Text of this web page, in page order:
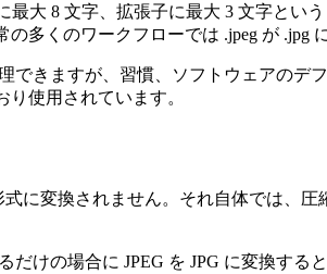
最大 8 文字、拡張子に最大 3 文字と
多くのワークフローでは .jpeg が .jpg
できますが、習慣、ソフトウェアの
使用されています。
式に変換されません。それ自体では
けの場合に JPEG を JPG に変換す